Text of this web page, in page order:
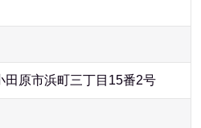
原市浜町三丁目15番2号